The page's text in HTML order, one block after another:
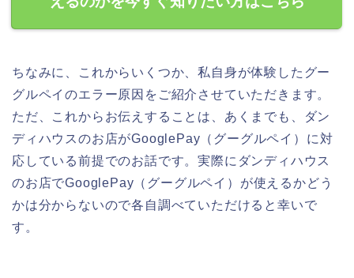
ちなみに、これからいくつか、私自身が体験したグー
グルペイのエラー原因をご紹介させていただきます。
ただ、これからお伝えすることは、あくまでも、ダン
ディハウスのお店がGooglePay（グーグルペイ）に対
応している前提でのお話です。実際にダンディハウス
のお店でGooglePay（グーグルペイ）が使えるかどう
かは分からないので各自調べていただけると幸いで
す。